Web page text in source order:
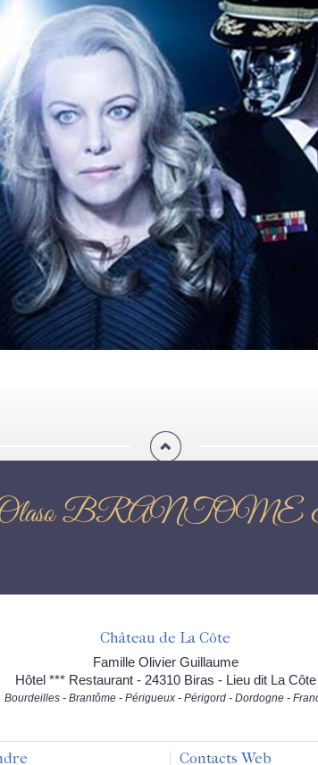
Olaso
Château de La Côte
Famille Olivier Guillaume
Hôtel *** Restaurant - 24310 Biras - Lieu dit La Côte
Bourdeilles - Brantôme - Périgueux - Périgord - Dordogne -
Contacts Web